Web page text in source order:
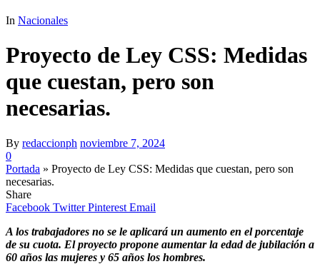
In Nacionales
Proyecto de Ley CSS: Medidas
que cuestan, pero son
necesarias.
By redaccionph noviembre 7, 2024
0
Portada » Proyecto de Ley CSS: Medidas que cuestan, pero son
necesarias.
Share
Facebook Twitter Pinterest Email
A los trabajadores no se le aplicará un aumento en el porcentaje
de su cuota. El proyecto propone aumentar la edad de jubilación a
60 años las mujeres y 65 años los hombres.